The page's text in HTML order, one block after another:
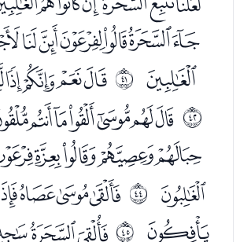
ﭤ ﰨ
ﰩ
ﭽ ﰫ
ﮆ ﰬ